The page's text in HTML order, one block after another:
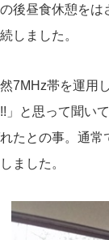
後昼食休憩をは
しました。
7MHz帯を運用
」と思って聞いて
たとの事。通常
ました。